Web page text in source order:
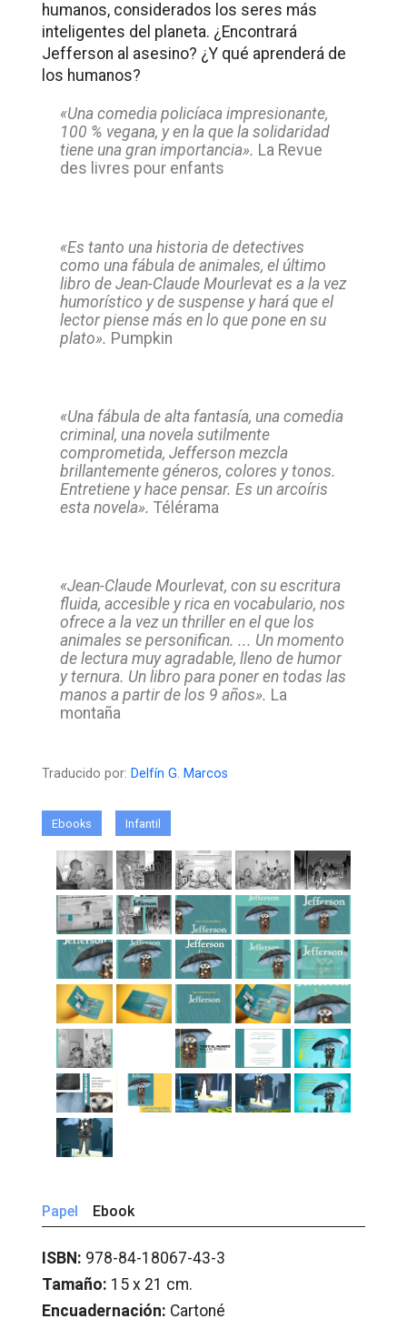
humanos, considerados los seres más
inteligentes del planeta. ¿Encontrará
Jefferson al asesino? ¿Y qué aprenderá de
los humanos?
«Una comedia policíaca impresionante,
100 % vegana, y en la que la solidaridad
tiene una gran importancia». La Revue
des livres pour enfants
«Es tanto una historia de detectives
como una fábula de animales, el último
libro de Jean-Claude Mourlevat es a la vez
humorístico y de suspense y hará que el
lector piense más en lo que pone en su
plato». Pumpkin
«Una fábula de alta fantasía, una comedia
criminal, una novela sutilmente
comprometida, Jefferson mezcla
brillantemente géneros, colores y tonos.
Entretiene y hace pensar. Es un arcoíris
esta novela». Télérama
«Jean-Claude Mourlevat, con su escritura
fluida, accesible y rica en vocabulario, nos
ofrece a la vez un thriller en el que los
animales se personifican. ... Un momento
de lectura muy agradable, lleno de humor
y ternura. Un libro para poner en todas las
manos a partir de los 9 años». La
montaña
Traducido por: Delfín G. Marcos
Ebooks Infantil
Papel Ebook
ISBN: 978-84-18067-43-3
Tamaño: 15 x 21 cm.
Encuadernación: Cartoné